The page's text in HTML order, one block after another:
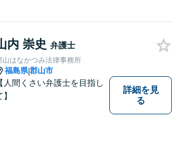
内 崇史 弁護士
山はなかつみ法律事務所
福島県|郡山市
【人間くさい弁護士を目指し
】
詳細を見
る